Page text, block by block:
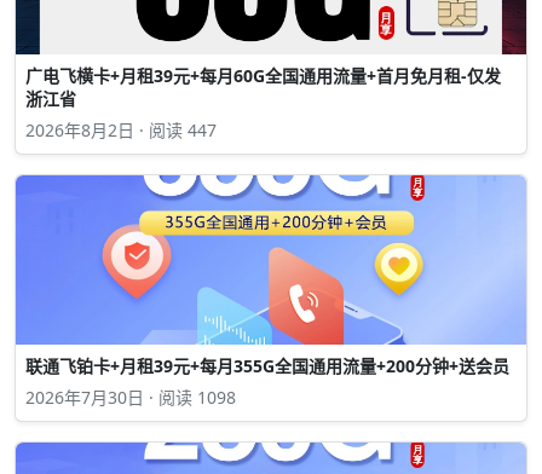
广电飞横卡+月租39元+每月60G全国通用流量+首月免月租-仅发
浙江省
2026年8月2日 · 阅读 447
联通飞铂卡+月租39元+每月355G全国通用流量+200分钟+送会员
2026年7月30日 · 阅读 1098